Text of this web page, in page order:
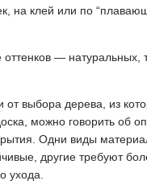
на клей или по
оттенков — натуральных,
от выбора дерева, из
можно говорить об
Одни виды
другие требуют
ухода.